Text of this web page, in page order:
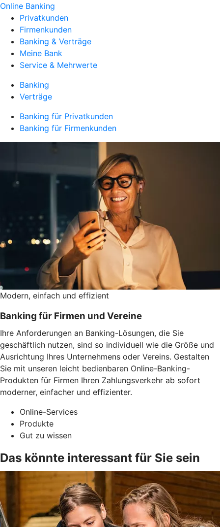
Online Banking
Privatkunden
Firmenkunden
Banking & Verträge
Meine Bank
Service & Mehrwerte
Banking
Verträge
Banking für Privatkunden
Banking für Firmenkunden
Modern, einfach und effizient
Banking für Firmen und Vereine
Ihre Anforderungen an Banking-Lösungen, die Sie
geschäftlich nutzen, sind so individuell wie die Größe und
Ausrichtung Ihres Unternehmens oder Vereins. Gestalten
Sie mit unseren leicht bedienbaren Online-Banking-
Produkten für Firmen Ihren Zahlungsverkehr ab sofort
moderner, einfacher und effizienter.
Online-Services
Produkte
Gut zu wissen
Das könnte interessant für Sie sein